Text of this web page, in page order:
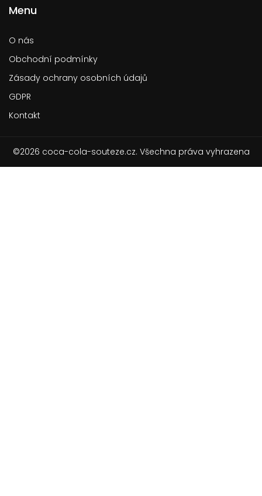
Menu
O nás
Obchodní podmínky
Zásady ochrany osobních údajů
GDPR
Kontakt
©2026 coca-cola-souteze.cz. Všechna práva vyhrazena